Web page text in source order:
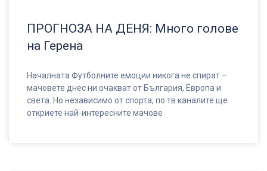
ПРОГНОЗА НА ДЕНЯ: Много голове
на Герена
Началната Футболните емоции никога не спират –
мачовете днес ни очакват от България, Европа и
света. Но независимо от спорта, по тв каналите ще
откриете най-интересните мачове